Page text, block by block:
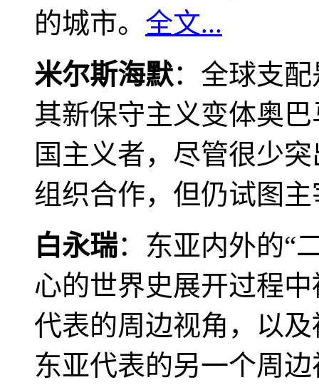
的城市。 全文...
米尔斯海默：全球支
其新保守主义变体奥
国主义者，尽管很少
组织合作，但仍试图
白永瑞：东亚内外的“
心的世界史展开过程
代表的周边视角，以
东亚代表的另一个周